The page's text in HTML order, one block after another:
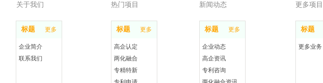
标题 更多
企业简介
联系我们
标题 更多
高企认定
两化融合
专精特新
标题 更多
企业动态
高企资讯
专利咨询
标题
更多业务
关于我们 更多项目
新闻动态
热门项目